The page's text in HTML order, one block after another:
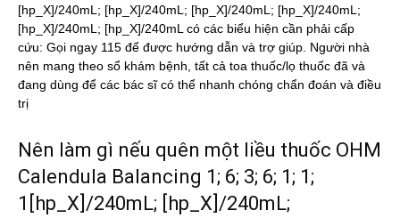
[hp_X]/240mL; [hp_X]/240mL; [hp_X]/240mL; [hp_X]/240mL;
[hp_X]/240mL; [hp_X]/240mL có các biểu hiện cần phải cấp
cứu: Gọi ngay 115 để được hướng dẫn và trợ giúp. Người nhà
nên mang theo sổ khám bệnh, tất cả toa thuốc/lọ thuốc đã và
đang dùng để các bác sĩ có thể nhanh chóng chẩn đoán và điều
trị
Nên làm gì nếu quên một liều thuốc OHM
Calendula Balancing 1; 6; 3; 6; 1; 1;
1[hp_X]/240mL; [hp_X]/240mL;